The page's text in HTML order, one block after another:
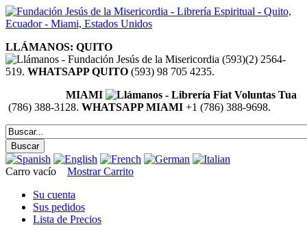
LLÁMANOS: QUITO
(593)(2) 2564-
519. WHATSAPP QUITO (593) 98 705 4235.
MIAMI
(786) 388-3128. WHATSAPP MIAMI +1 (786) 388-9698.
Carro vacío
Mostrar Carrito
Su cuenta
Sus pedidos
Lista de Precios